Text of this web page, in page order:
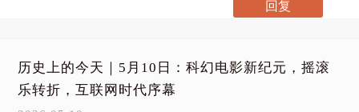
历史上的今天｜5月10日：科幻电影新纪元，摇滚
乐转折，互联网时代序幕